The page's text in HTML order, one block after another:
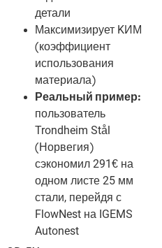
детали
Максимизирует KИМ
(коэффициент
использования
материала)
Реальный пример:
пользователь
Trondheim Stål
(Норвегия)
сэкономил 291€ на
одном листе 25 мм
стали, перейдя с
FlowNest на IGEMS
Autonest